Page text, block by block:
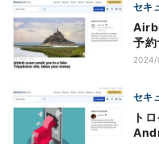
セキ
予
セキ
ト